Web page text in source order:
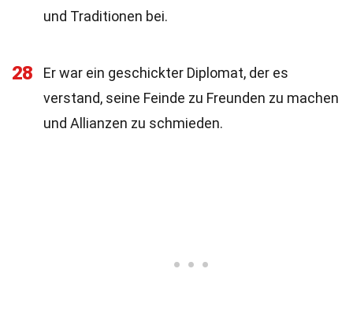
und Traditionen bei.
28
Er war ein geschickter Diplomat, der es
verstand, seine Feinde zu Freunden zu machen
und Allianzen zu schmieden.